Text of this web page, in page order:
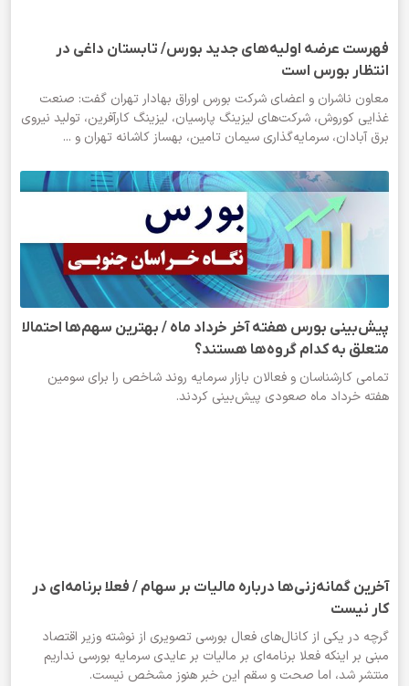
فهرست عرضه اولیه‌های جدید بورس/ تابستان داغی در
انتظار بورس است
معاون ناشران و اعضای شرکت بورس اوراق بهادار تهران گفت: صنعت
غذایی کوروش، شرکت‌های لیزینگ پارسیان، لیزینگ کارآفرین، تولید نیروی
برق آبادان، سرمایه‌گذاری سیمان تامین، بهساز کاشانه تهران و ...
پیش‌بینی بورس هفته آخر خرداد ماه / بهترین سهم‌ها احتمالا
متعلق به کدام گروه‌ها هستند؟
تمامی کارشناسان و فعالان بازار سرمایه روند شاخص را برای سومین
هفته خرداد ماه صعودی پیش‌بینی کردند.
آخرین گمانه‌زنی‌ها درباره مالیات بر سهام / فعلا برنامه‌ای در
کار نیست
گرچه در یکی از کانال‌های فعال بورسی تصویری از نوشته وزیر اقتصاد
مبنی بر اینکه فعلا برنامه‌ای بر مالیات بر عایدی سرمایه بورسی نداریم
منتشر شد، اما صحت و سقم این خبر هنوز مشخص نیست.